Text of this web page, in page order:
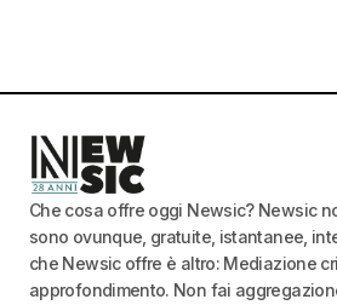
Che cosa offre oggi Newsic? Newsic
sono ovunque, gratuite, istantanee,
che Newsic offre è altro: Mediazione
approfondimento. Non fai